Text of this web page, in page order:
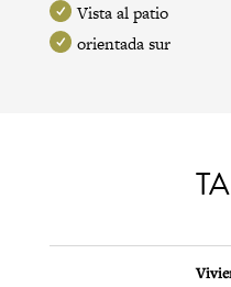
Vista al patio
orientada sur